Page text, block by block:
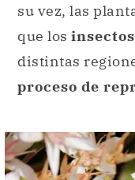
su vez, las
que los insectos
distintas
proceso de